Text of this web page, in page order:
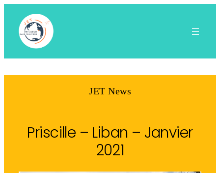
contenu
JET News
Priscille – Liban – Janvier
2021